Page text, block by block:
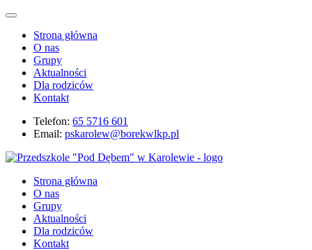
Strona główna
O nas
Grupy
Aktualności
Dla rodziców
Kontakt
Telefon: 65 5716 601
Email: pskarolew@borekwlkp.pl
Strona główna
O nas
Grupy
Aktualności
Dla rodziców
Kontakt